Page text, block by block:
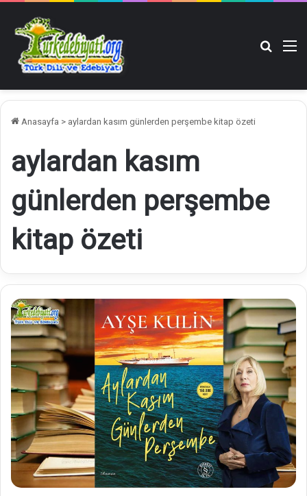
Anasayfa > aylardan kasım günlerden perşembe kitap özeti
aylardan kasım
günlerden perşembe
kitap özeti